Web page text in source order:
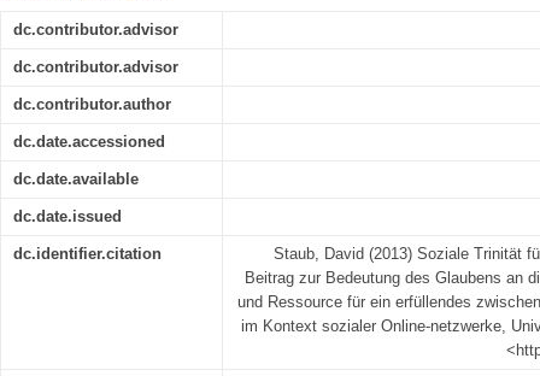
dc.contributor.advisor
dc.contributor.advisor
dc.contributor.author
dc.date.accessioned
dc.date.available
dc.date.issued
dc.identifier.citation
Staub, David (2013) Soziale Trinität
Beitrag zur Bedeutung des Glaubens an
und Ressource für ein erfüllendes
im Kontext sozialer Online-netzwerke,